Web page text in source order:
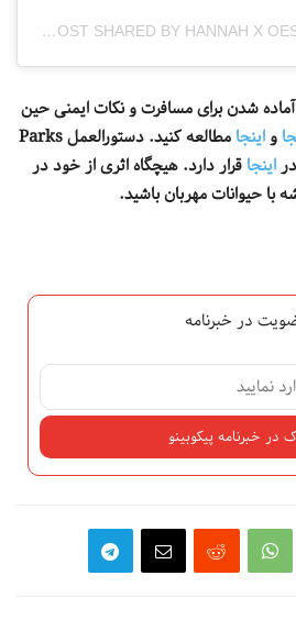
A POST SHARED BY HANNAH X OESA (@HANNAHKEIVER)
آماده شدن برای مسافرت و نکات ایمنی حین
واینجامطالعه کنید. دستورالعملParks
اینجاقرار دارد.هیچگاه اثری از خود در
با حیوانات مهربان باشید.
در خبرنامه